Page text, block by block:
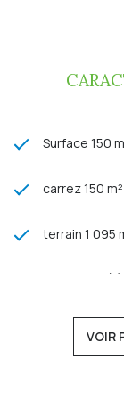
Excellent
Réf : SV 898 - 232
Pour plus de
exposé sont
Surface 150
carrez 150 m²
terrain 1 095
4 chambre(s)
VOIR